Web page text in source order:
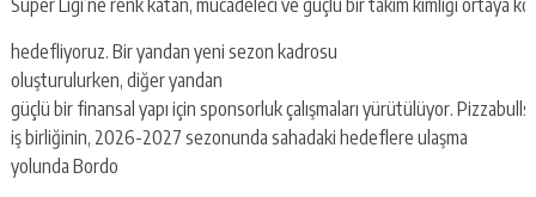
Süper Ligi’ne renk katan, mücadeleci ve güçlü bir takım kimliği ortaya
hedefliyoruz. Bir yandan yeni sezon kadrosu
oluşturulurken, diğer yandan
güçlü bir finansal yapı için sponsorluk çalışmaları yürütülüyor. Pizzabulls
iş birliğinin, 2026-2027 sezonunda sahadaki hedeflere ulaşma
yolunda Bordo